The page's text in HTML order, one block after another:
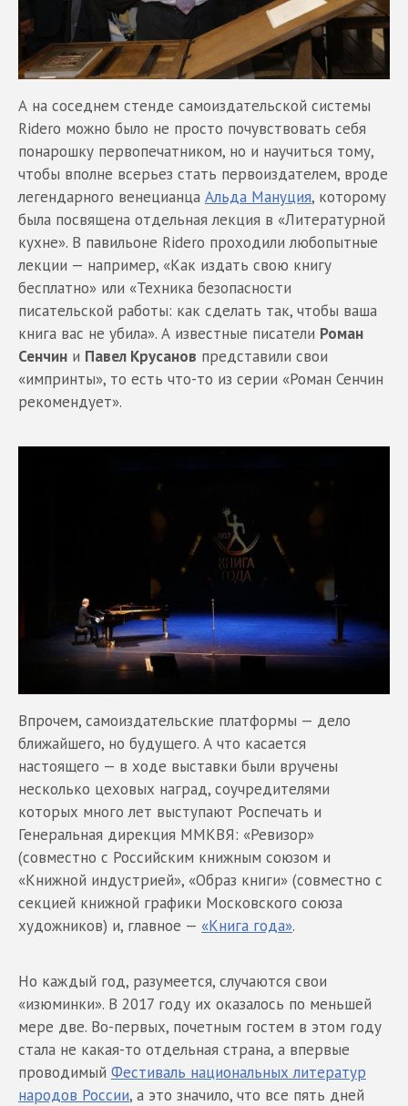
А на соседнем стенде самоиздательской системы
Ridero можно было не просто почувствовать себя
понарошку первопечатником, но и научиться тому,
чтобы вполне всерьез стать первоиздателем, вроде
легендарного венецианца Альда Мануция, которому
была посвящена отдельная лекция в «Литературной
кухне». В павильоне Ridero проходили любопытные
лекции — например, «Как издать свою книгу
бесплатно» или «Техника безопасности
писательской работы: как сделать так, чтобы ваша
книга вас не убила». А известные писатели Роман
Сенчин и Павел Крусанов представили свои
«импринты», то есть что-то из серии «Роман Сенчин
рекомендует».
Впрочем, самоиздательские платформы — дело
ближайшего, но будущего. А что касается
настоящего — в ходе выставки были вручены
несколько цеховых наград, соучредителями
которых много лет выступают Роспечать и
Генеральная дирекция ММКВЯ: «Ревизор»
(совместно с Российским книжным союзом и
«Книжной индустрией», «Образ книги» (совместно с
секцией книжной графики Московского союза
художников) и, главное — «Книга года».
Но каждый год, разумеется, случаются свои
«изюминки». В 2017 году их оказалось по меньшей
мере две. Во-первых, почетным гостем в этом году
стала не какая-то отдельная страна, а впервые
проводимый Фестиваль национальных литератур
народов России, а это значило, что все пять дней